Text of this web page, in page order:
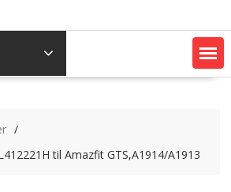
til Amazfit GTS,A1914/A1913